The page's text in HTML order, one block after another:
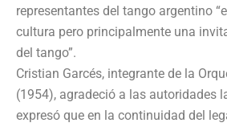
representantes del tango argentino
cultura pero principalmente una
del tango”.
Cristian Garcés, integrante de la
(1954), agradeció a las autoridades
expresó que en la continuidad del